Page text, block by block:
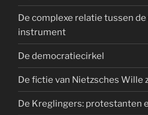
De complexe relatie tussen
instrument
De democratiecirkel
De fictie van Nietzsches Wille
De Kreglingers: protestanten